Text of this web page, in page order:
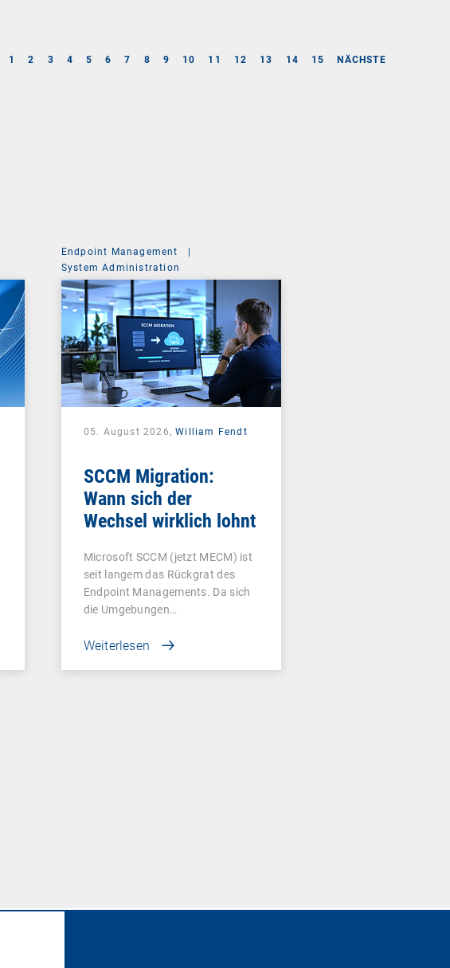
1 2 3 4 5 6 7 8 9 10 11 12 13 14 15 NÄCHSTE
Endpoint Management
|
System Administration
05. August 2026,William Fendt
SCCM Migration:
Wann sich der
Wechsel wirklich lohnt
Microsoft SCCM (jetzt MECM) ist
seit langem das Rückgrat des
Endpoint Managements. Da sich
die Umgebungen…
Weiterlesen